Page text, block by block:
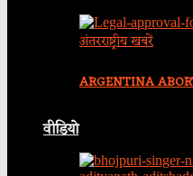
अंतरराष्ट्रीय खबरें
ARGENTINA
वीडियो